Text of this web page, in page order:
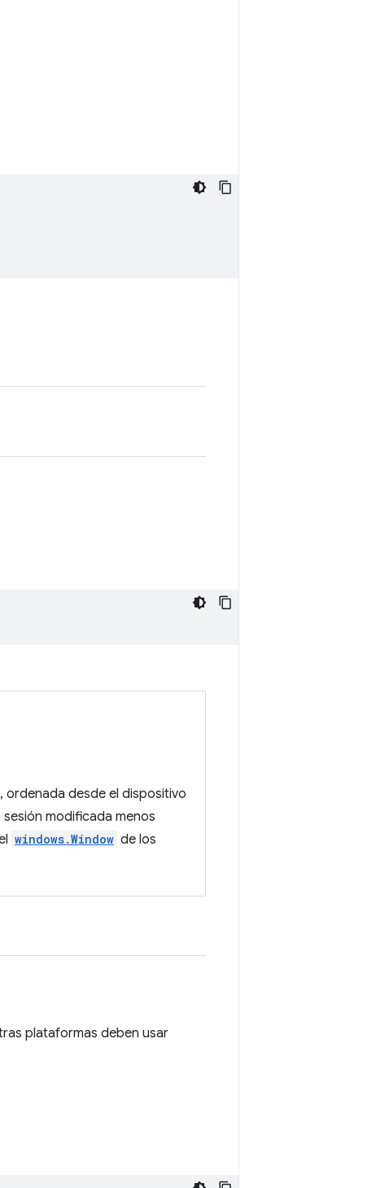
ordenada desde el dispositivo
modificada menos
windows.Window de los
plataformas deben usar